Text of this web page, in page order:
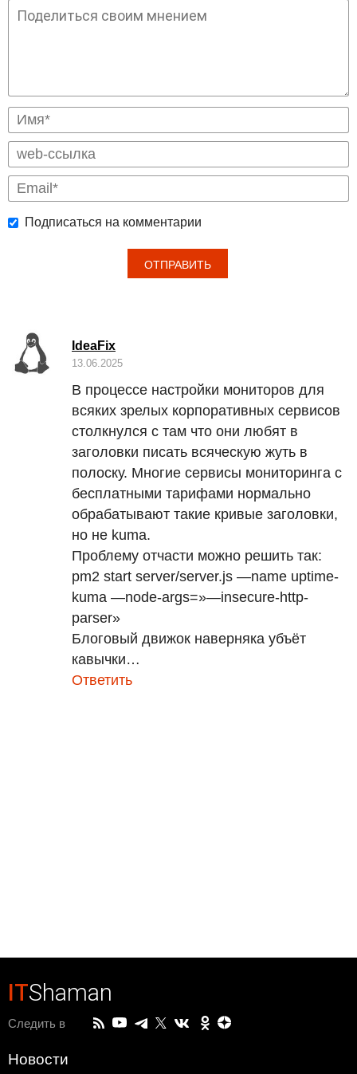
Подписаться на комментарии
IdeaFix
13.06.2025
В процессе настройки мониторов для
всяких зрелых корпоративных сервисов
столкнулся с там что они любят в
заголовки писать всяческую жуть в
полоску. Многие сервисы мониторинга с
бесплатными тарифами нормально
обрабатывают такие кривые заголовки,
но не kuma.
Проблему отчасти можно решить так:
pm2 start server/server.js —name uptime-
kuma —node-args=»—insecure-http-
parser»
Блоговый движок наверняка убъёт
кавычки…
Ответить
ITShaman
Следить в
Новости